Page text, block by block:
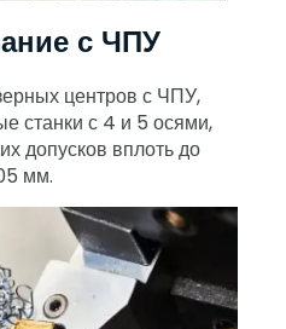
с ЧПУ
центров с ЧПУ,
станки с 4 и 5 осями,
допусков вплоть до
мм.